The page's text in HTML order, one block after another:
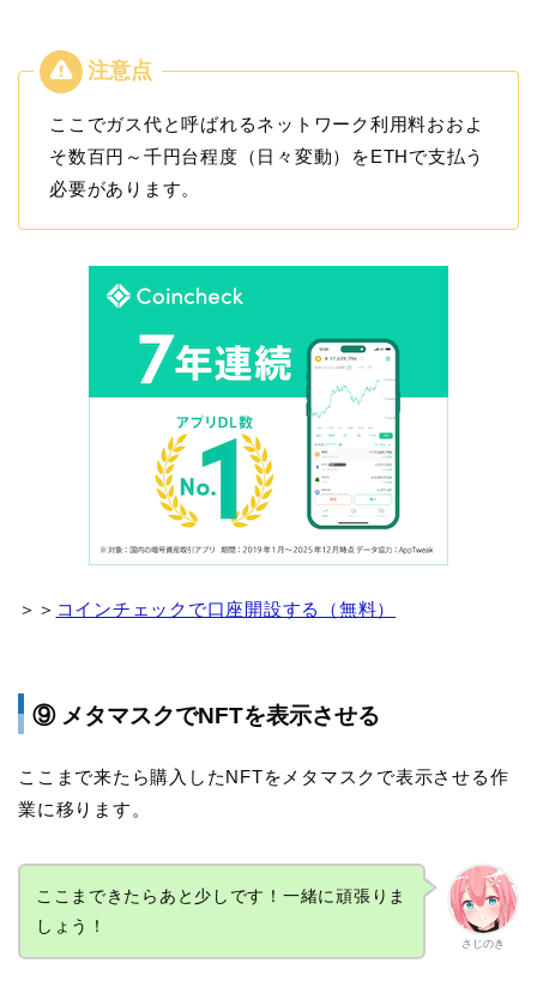
ここでガス代と呼ばれるネットワーク利用料おおよ
そ数百円～千円台程度（日々変動）をETHで支払う
必要があります。
＞＞ コインチェックで口座開設する（無料）
⑨ メタマスクでNFTを表示させる
ここまで来たら購入したNFTをメタマスクで表示させる作
業に移ります。
さじのき
ここまできたらあと少しです！一緒に頑張りま
しょう！